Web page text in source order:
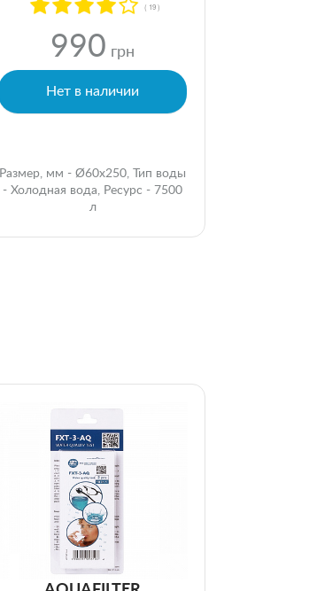
( 19 )
990 грн
Нет в наличии
Размер, мм - Ø60x250, Тип воды
- Холодная вода, Ресурс - 7500
л